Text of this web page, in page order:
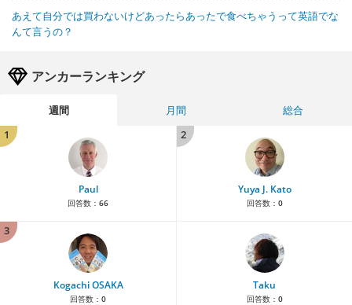
あえて自分では買わないけどあったらあったで食べちゃうって英語でな
んて言うの？
アンカーランキング
週間 月間
総合
1
Paul
回答数： 66
2
Yuya J. Kato
回答数： 0
3
Kogachi OSAKA
回答数： 0
Taku
回答数： 0